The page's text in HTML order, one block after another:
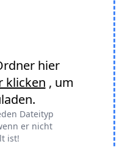
hier
klicken , um
Dateityp
er nicht
ist!